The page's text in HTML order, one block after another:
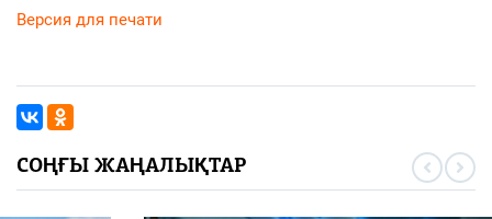
Версия для печати
СОҢҒЫ ЖАҢАЛЫҚТАР